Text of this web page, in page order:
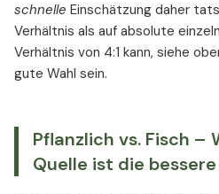
schnelle Einschätzung daher
Verhältnis als auf absolute
Verhältnis von 4:1 kann, siehe
gute Wahl sein.
Pflanzlich vs. Fisch –
Quelle ist die